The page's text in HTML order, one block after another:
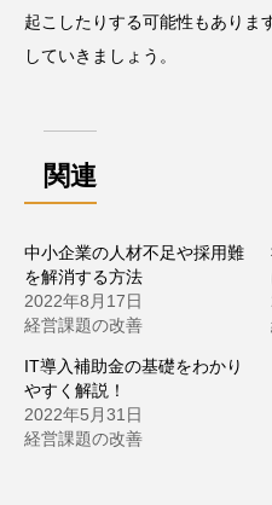
起こしたりする可能性もありま
していきましょう。
関連
中小企業の人材不足や採用難
を解消する方法
2022年8月17日
経営課題の改善
IT導入補助金の基礎をわかり
やすく解説！
2022年5月31日
経営課題の改善